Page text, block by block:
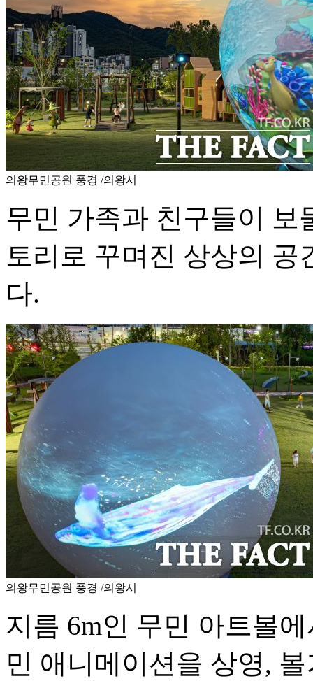
의왕무민공원 풍경 /의왕시
무민 가족과 친구들이 보
토리로 꾸며진 상상의 공
다.
의왕무민공원 풍경 /의왕시
지름 6m인 무민 아트볼
민 애니메이션을 상영,